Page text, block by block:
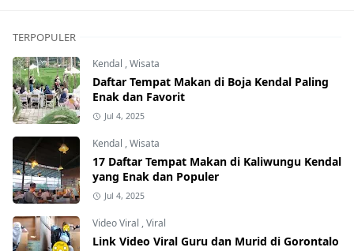
TERPOPULER
Kendal ,Wisata
Daftar Tempat Makan di Boja Kendal Paling
Enak dan Favorit
Jul 4, 2025
Kendal ,Wisata
17 Daftar Tempat Makan di Kaliwungu Kendal
yang Enak dan Populer
Jul 4, 2025
Video Viral ,Viral
Link Video Viral Guru dan Murid di Gorontalo